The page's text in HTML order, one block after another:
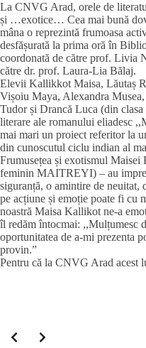
La CNVG Arad, orele de
și …exotice… Cea mai bună
mâna o reprezintă frumoasa
desfășurată la prima oră în
coordonată de către prof. Livia
către dr. prof. Laura-Lia Bălaj.
Elevii Kallikkot Maisa, Lăutaș
Vișoiu Maya, Alexandra
Tudor și Drancă Luca (din
literare ale romanului eliadesc
mai mari un proiect referitor la
din cunoscutul ciclu indian al
Frumusețea și exotismul
feminin MAITREYI) – au
siguranță, o amintire de neuitat,
pe acțiune și emoție poate fi
noastră Maisa Kallikot ne-a
îl redăm întocmai: ,,Mulțumesc
oportunitatea de a-mi prezenta
provin.”
Pentru că la CNVG Arad acest